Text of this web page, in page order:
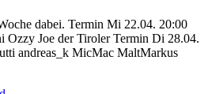
dabei. Termin Mi 22.04. 20:00
Ozzy Joe der Tiroler Termin Di 28.04.
andreas_k MicMac MaltMarkus